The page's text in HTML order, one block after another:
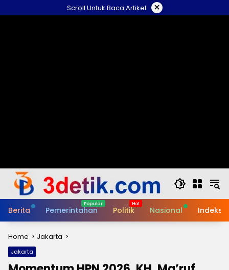
to
Scroll Untuk Baca Artikel ×
Berita Pemerintahan Politik Nasional Indeks
Home Jakarta
Jakarta